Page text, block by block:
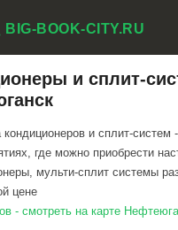
BIG-BOOK-CITY.RU
и сплит-
кондиционеров и сплит-
где можно приобрести
мульти-сплит системы
цене
- смотреть на карте